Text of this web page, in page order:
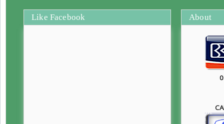
Like Facebook About